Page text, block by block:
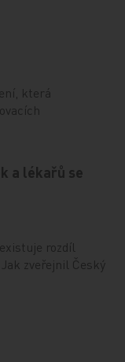
která
a lékařů se
rozdíl
zveřejnil Český